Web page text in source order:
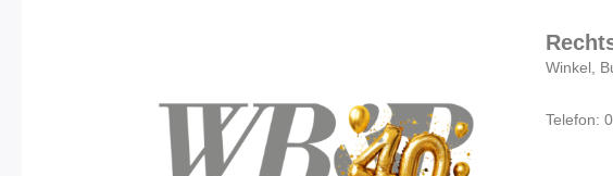
Winkel,
Telefon: